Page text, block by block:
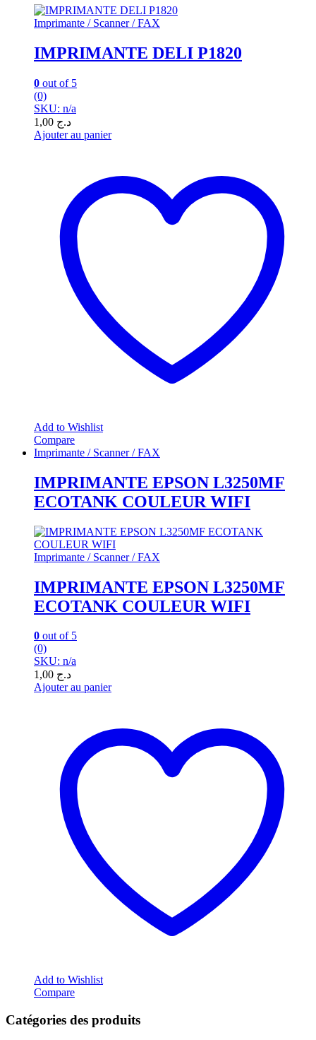
Imprimante / Scanner / FAX
IMPRIMANTE DELI P1820
0 out of 5
(0)
SKU: n/a
د.ج
Ajouter au panier
Add to Wishlist
Compare
Imprimante / Scanner / FAX
IMPRIMANTE EPSON L3250MF
ECOTANK COULEUR WIFI
Imprimante / Scanner / FAX
IMPRIMANTE EPSON L3250MF
ECOTANK COULEUR WIFI
0 out of 5
(0)
SKU: n/a
د.ج
Ajouter au panier
Add to Wishlist
Compare
Catégories des produits